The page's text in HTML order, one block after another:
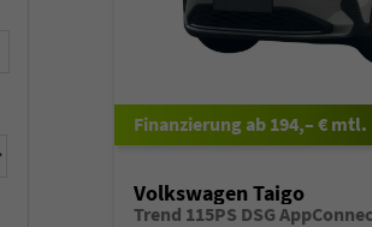
ab 194,– € mtl.
Volkswagen Taigo